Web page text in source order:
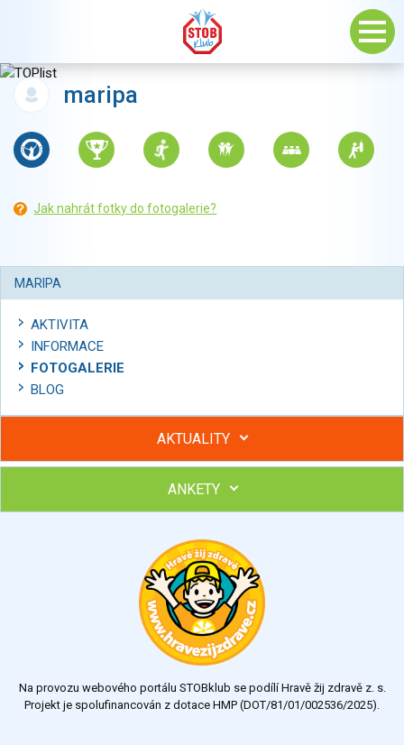
maripa
Jak nahrát fotky do fotogalerie?
MARIPA
AKTIVITA
INFORMACE
FOTOGALERIE
BLOG
AKTUALITY
Hubněte s podporou lektorky a skupiny v kurzech STOBu
Chcete poradit s hubnutím? Najděte si odborníka STOBu ve
ANKETY
Výsledky Všechny ankety
Na provozu webového portálu STOBklub se podílí Hravě žij zdravě z. s.
Projekt je spolufinancován z dotace HMP (DOT/81/01/002536/2025).